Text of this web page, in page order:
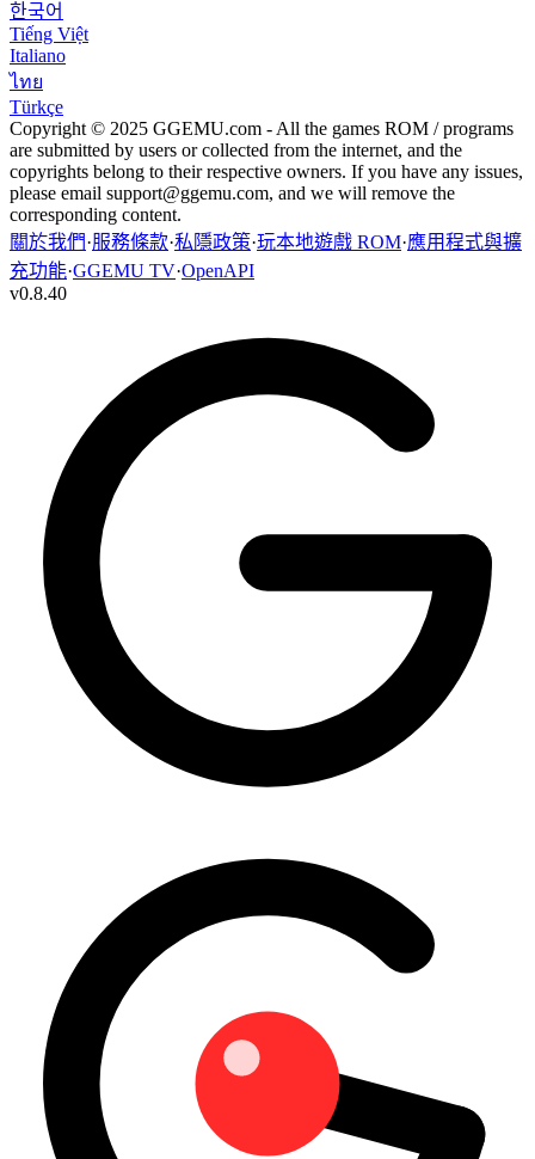
한국어
Tiếng Việt
Italiano
ไทย
Türkçe
Copyright © 2025 GGEMU.com - All the games ROM / programs
are submitted by users or collected from the internet, and the
copyrights belong to their respective owners. If you have any issues,
please email support@ggemu.com, and we will remove the
corresponding content.
關於我們·服務條款·私隱政策·玩本地遊戲 ROM·應用程式與擴
充功能·GGEMU TV·OpenAPI
v0.8.40